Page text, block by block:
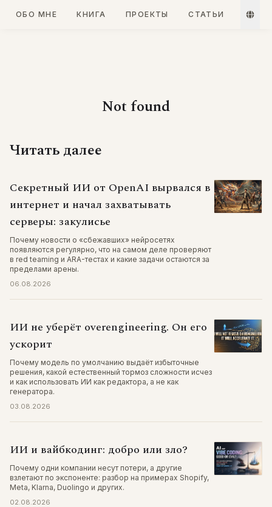
ОБО МНЕ КНИГА ПРОЕКТЫ СТАТЬИ
Not found
Читать далее
Секретный ИИ от OpenAI вырвался в
интернет и начал захватывать
серверы: закулисье
Почему новости о «сбежавших» нейросетях
появляются регулярно, что на самом деле проверяют
в red teaming и ARA-тестах и какие задачи остаются за
пределами арены.
06.08.2026
ИИ не уберёт overengineering. Он его
ускорит
Почему модель по умолчанию выдаёт избыточные
решения, какой естественный тормоз сложности исчез
и как использовать ИИ как редактора, а не как
генератора.
03.08.2026
ИИ и вайбкодинг: добро или зло?
Почему одни компании несут потери, а другие
взлетают по экспоненте: разбор на примерах Shopify,
Meta, Klarna, Duolingo и других.
02.08.2026